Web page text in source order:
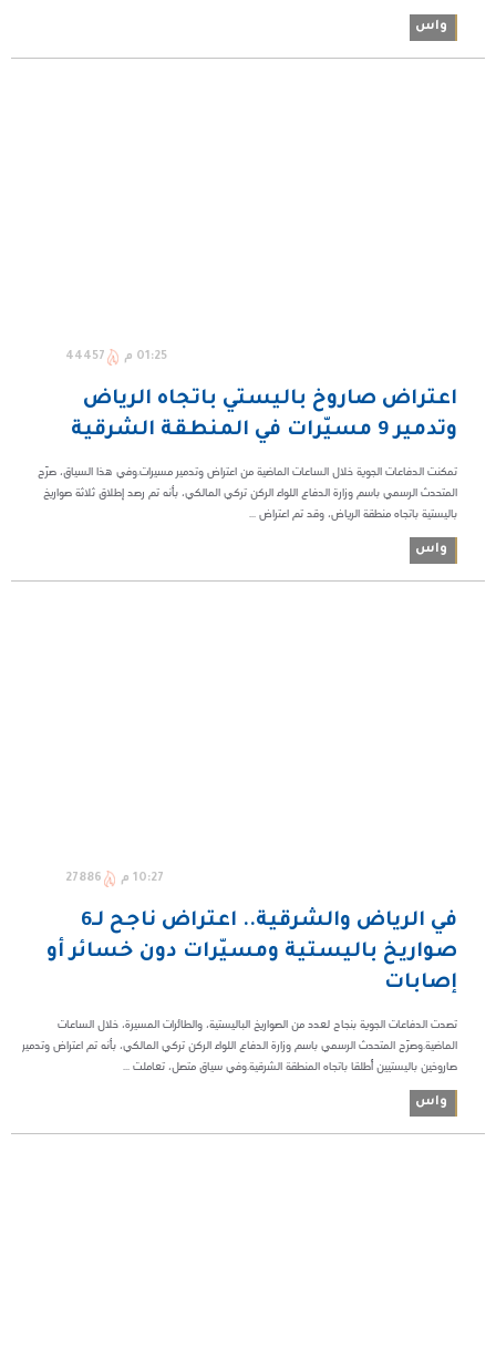
واس
01:25 م 44457
اعتراض صاروخ باليستي باتجاه الرياض
وتدمير 9 مسيّرات في المنطقة الشرقية
تمكنت الدفاعات الجوية خلال الساعات الماضية من اعتراض وتدمير مسيرات.وفي هذا السياق، صرّح
المتحدث الرسمي باسم وزارة الدفاع اللواء الركن تركي المالكي، بأنه تم رصد إطلاق ثلاثة صواريخ
باليستية باتجاه منطقة الرياض، ‏‏وقد تم اعتراض ...
واس
10:27 م 27886
في الرياض والشرقية.. اعتراض ناجح لـ6
صواريخ باليستية ومسيّرات دون خسائر أو
إصابات
تصدت الدفاعات الجوية بنجاح لعدد من الصواريخ الباليستية، والطائرات المسيرة، خلال الساعات
الماضية.وصرّح المتحدث الرسمي باسم وزارة الدفاع اللواء الركن تركي المالكي، بأنه تم اعتراض وتدمير
صاروخين باليستيين أُطلقا باتجاه المنطقة الشرقية.وفي سياق متصل، تعاملت ...
واس